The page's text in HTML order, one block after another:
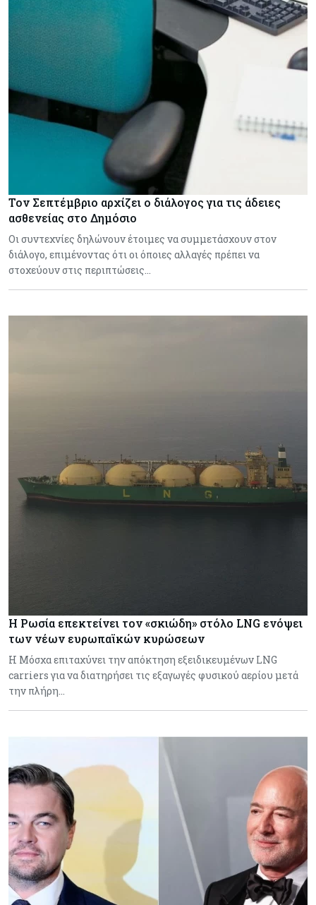
Τον Σεπτέμβριο αρχίζει ο διάλογος για τις άδειες
ασθενείας στο Δημόσιο
Οι συντεχνίες δηλώνουν έτοιμες να συμμετάσχουν στον
διάλογο, επιμένοντας ότι οι όποιες αλλαγές πρέπει να
στοχεύουν στις περιπτώσεις…
Η Ρωσία επεκτείνει τον «σκιώδη» στόλο LNG ενόψει
των νέων ευρωπαϊκών κυρώσεων
Η Μόσχα επιταχύνει την απόκτηση εξειδικευμένων LNG
carriers για να διατηρήσει τις εξαγωγές φυσικού αερίου μετά
την πλήρη…